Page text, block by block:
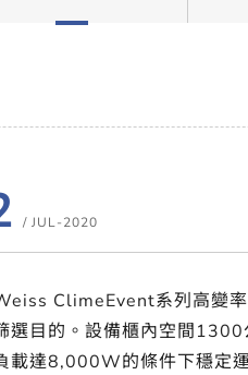
/ JUL-2020
ClimeEvent系列高變
選目的。設備櫃內空間
載達8,000W的條件下穩定